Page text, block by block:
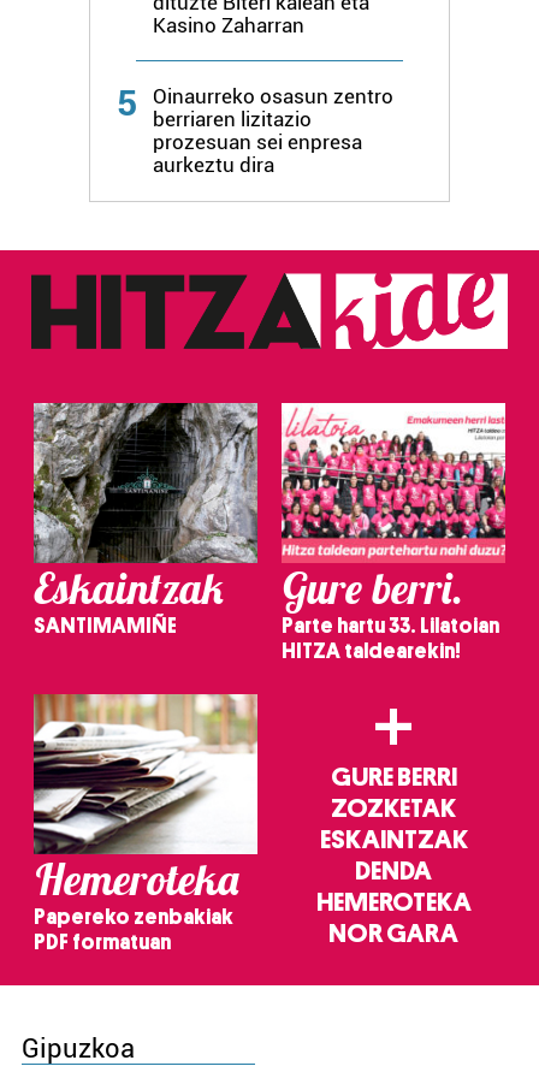
zerbitzuak hobetzeko asmoz, cookie teknologiaz
baliatzen gara. Ohar hau onartuz gero, teknologia hori
erabiltzeko baimen esplizitua ematen diguzu.
irakurri
Kasino Zaharran
5
Oinaurreko osasun zentro
berriaren lizitazio
prozesuan sei enpresa
aurkeztu dira
Eskaintzak
SANTIMAMIÑE
Gure berri.
Parte hartu 33. Lilatoian
HITZA taldearekin!
Hemeroteka
Papereko zenbakiak
PDF formatuan
+
GURE BERRI
ZOZKETAK
ESKAINTZAK
DENDA
HEMEROTEKA
NOR GARA
Gipuzkoa